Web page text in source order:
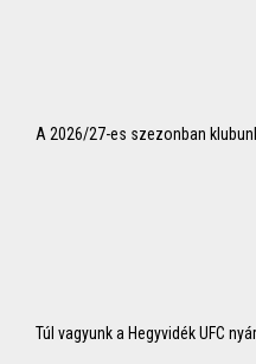
A 2026/27-es szezonban
Túl vagyunk a Hegyvidék UFC